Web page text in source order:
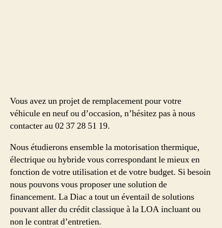
Vous avez un projet de remplacement pour votre
véhicule en neuf ou d’occasion, n’hésitez pas à nous
contacter au 02 37 28 51 19.
Nous étudierons ensemble la motorisation thermique,
électrique ou hybride vous correspondant le mieux en
fonction de votre utilisation et de votre budget. Si besoin
nous pouvons vous proposer une solution de
financement. La Diac a tout un éventail de solutions
pouvant aller du crédit classique à la LOA incluant ou
non le contrat d’entretien.